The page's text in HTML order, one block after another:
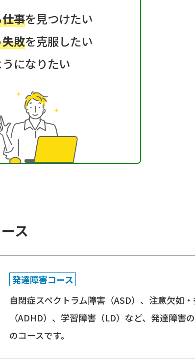
事を見つけたい
敗を克服したい
になりたい
ス
発達障害コース
自閉症スペクトラム障害（ASD）、注意欠如
（ADHD）、学習障害（LD）など、発達障害
のコースです。